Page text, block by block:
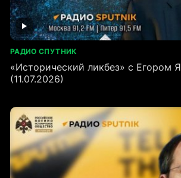
РАДИО СПУТНИК
«Исторический ликбез» с Егором
(11.07.2026)